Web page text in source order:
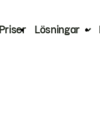
Priser Lösningar